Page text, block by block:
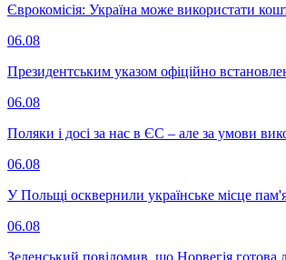
Єврокомісія: Україна може використати
06.08
Президентським указом офіційно
06.08
Поляки і досі за нас в ЄС – але за умови
06.08
У Польщі осквернили українське місце
06.08
Зеленський повідомив, що Норвегія